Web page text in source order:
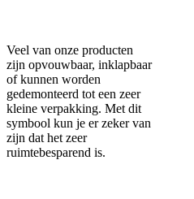
Veel van onze producten
zijn opvouwbaar, inklapbaar
of kunnen worden
gedemonteerd tot een zeer
kleine verpakking. Met dit
symbool kun je er zeker van
zijn dat het zeer
ruimtebesparend is.